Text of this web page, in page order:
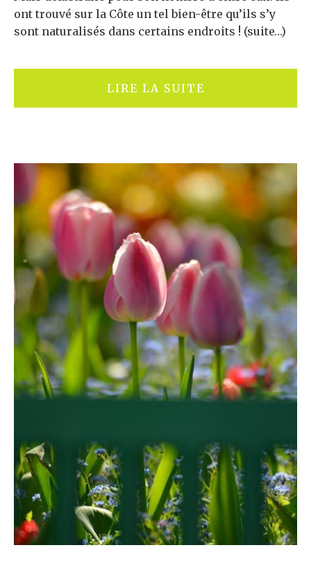
ont trouvé sur la Côte un tel bien-être qu’ils s’y
sont naturalisés dans certains endroits ! (suite…)
LIRE LA SUITE